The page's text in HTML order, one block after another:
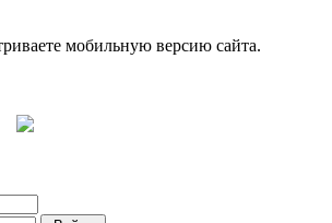
мобильную версию сайта.